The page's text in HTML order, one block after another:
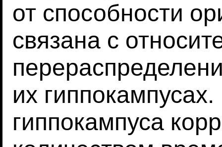
от способности
связана с
их
гиппокампуса